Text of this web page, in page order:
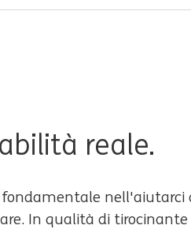
reale.
nell'aiutarci
In qualità di tirocinante